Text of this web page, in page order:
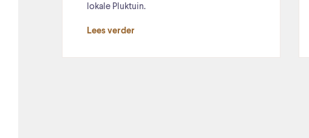
lokale Pluktuin.
Lees verder